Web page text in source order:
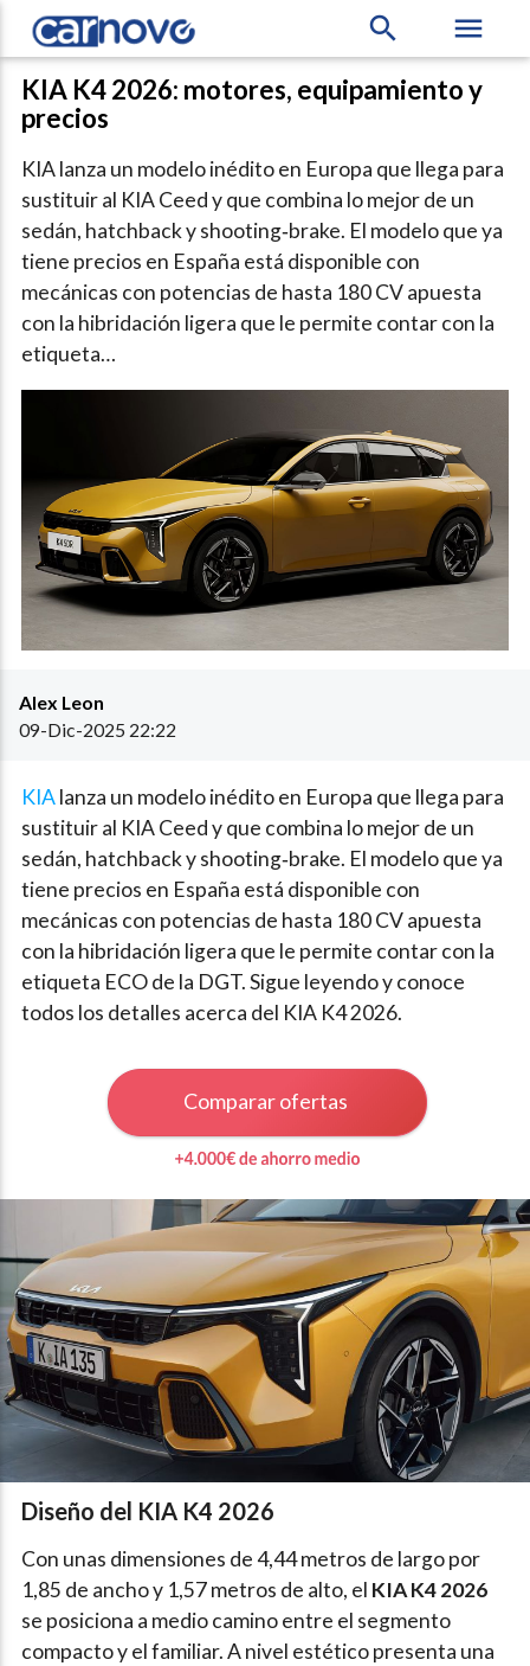
search menu
KIA K4 2026: motores, equipamiento y
precios
KIA lanza un modelo inédito en Europa que llega para
sustituir al KIA Ceed y que combina lo mejor de un
sedán, hatchback y shooting‑brake. El modelo que ya
tiene precios en España está disponible con
mecánicas con potencias de hasta 180 CV apuesta
con la hibridación ligera que le permite contar con la
etiqueta…
Alex Leon
09-Dic-2025 22:22
KIAlanza un modelo inédito en Europa que llega para
sustituir al KIA Ceed y que combina lo mejor de un
sedán, hatchback y shooting‑brake. El modelo que ya
tiene precios en España está disponible con
mecánicas con potencias de hasta 180 CV apuesta
con la hibridación ligera que le permite contar con la
etiqueta ECO de la DGT. Sigue leyendo y conoce
todos los detalles acerca del KIA K4 2026.
Comparar ofertas
Diseño del KIA K4 2026
Con unas dimensiones de 4,44 metros de largo por
1,85 de ancho y 1,57 metros de alto, el KIA K4 2026
se posiciona a medio camino entre el segmento
compacto y el familiar. A nivel estético presenta una